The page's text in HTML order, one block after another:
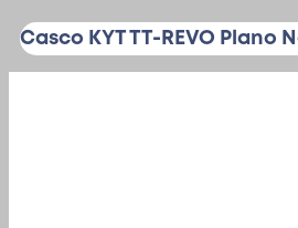
Casco KYT TT-REVO Plano